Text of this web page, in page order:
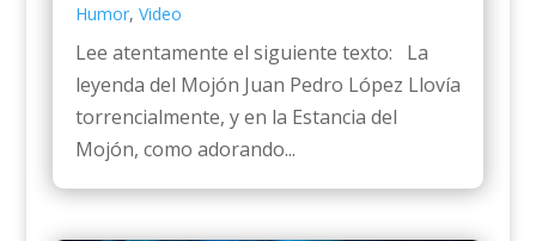
Humor, Video
Lee atentamente el siguiente texto: La
leyenda del Mojón Juan Pedro López Llovía
torrencialmente, y en la Estancia del
Mojón, como adorando...